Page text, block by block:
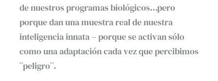
de nuestros programas biológicos…pero
porque dan una muestra real de nuestra
inteligencia innata – porque se activan sólo
como una adaptación cada vez que percibimos
¨peligro¨.